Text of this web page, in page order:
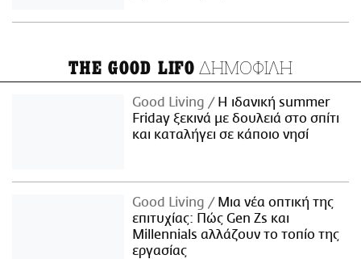
THE GOOD LIFO ΔΗΜΟΦΙΛΗ
Good Living
Η ιδανική summer
Friday ξεκινά με δουλειά στο σπίτι
και καταλήγει σε κάποιο νησί
Good Living
Μια νέα οπτική της
επιτυχίας: Πώς Gen Zs και
Millennials αλλάζουν το τοπίο της
εργασίας